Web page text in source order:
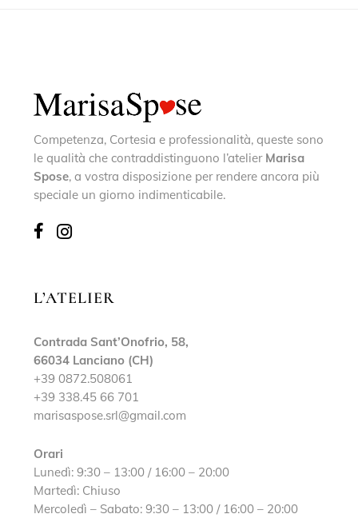
Competenza, Cortesia e professionalità, queste sono
le qualità che contraddistinguono l’atelier Marisa
Spose, a vostra disposizione per rendere ancora più
speciale un giorno indimenticabile.
L’ATELIER
Contrada Sant’Onofrio, 58,
66034 Lanciano (CH)
+39 0872.508061
+39 338.45 66 701
marisaspose.srl@gmail.com
Orari
Lunedì: 9:30 – 13:00 / 16:00 – 20:00
Martedì: Chiuso
Mercoledì – Sabato: 9:30 – 13:00 / 16:00 – 20:00